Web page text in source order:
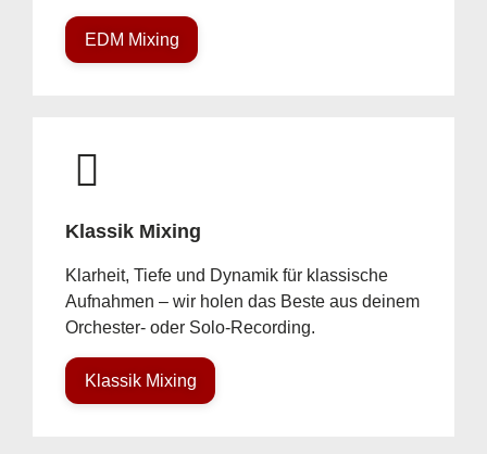
EDM Mixing
Klassik Mixing
Klarheit, Tiefe und Dynamik für klassische
Aufnahmen – wir holen das Beste aus deinem
Orchester- oder Solo-Recording.
Klassik Mixing